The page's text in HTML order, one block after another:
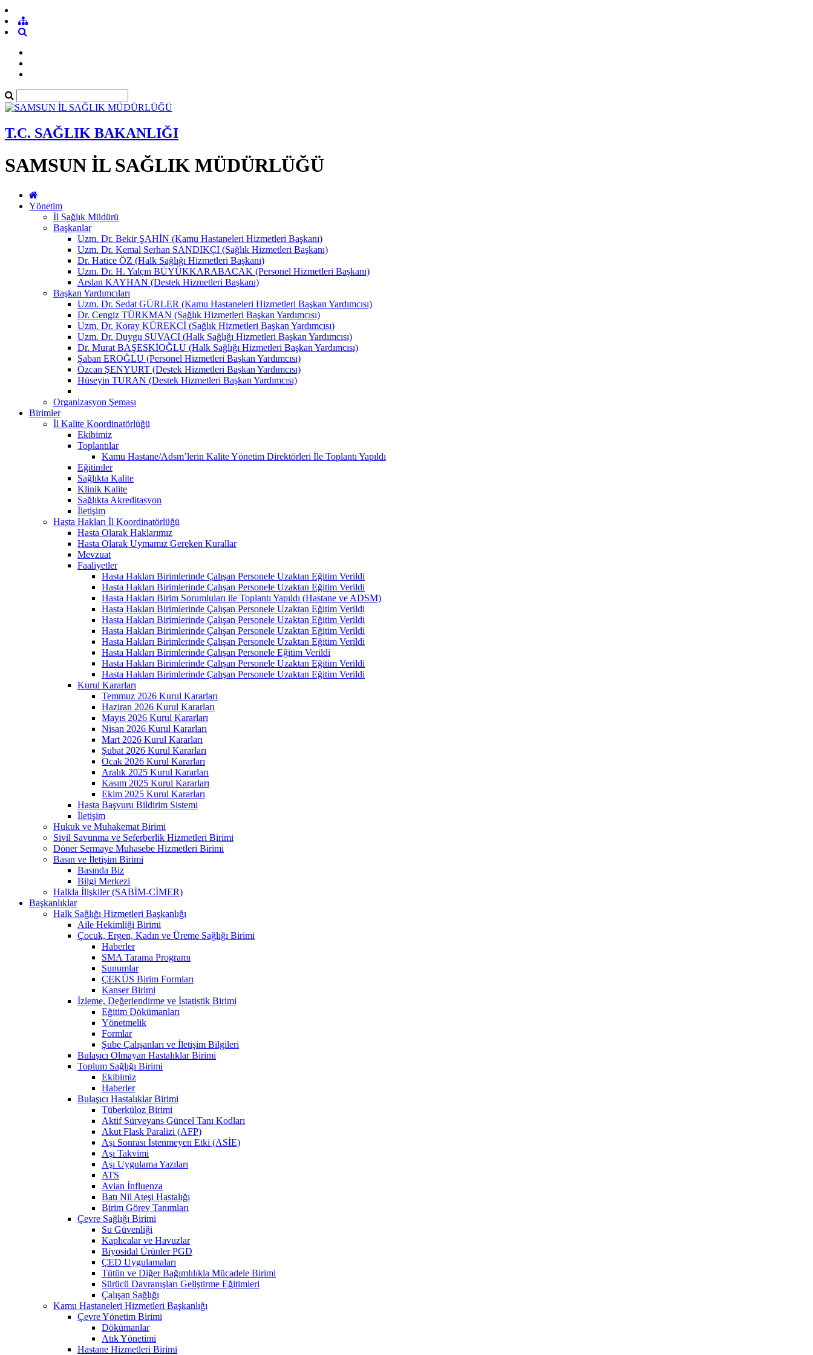
T.C. SAĞLIK BAKANLIĞI
SAMSUN İL SAĞLIK MÜDÜRLÜĞÜ
Yönetim
İl Sağlık Müdürü
Başkanlar
Uzm. Dr. Bekir ŞAHİN (Kamu Hastaneleri Hizmetleri Başkanı)
Uzm. Dr. Kemal Serhan SANDIKÇI (Sağlık Hizmetleri Başkanı)
Dr. Hatice ÖZ (Halk Sağlığı Hizmetleri Başkanı)
Uzm. Dr. H. Yalçın BÜYÜKKARABACAK (Personel Hizmetleri Başkanı)
Arslan KAYHAN (Destek Hizmetleri Başkanı)
Başkan Yardımcıları
Uzm. Dr. Sedat GÜRLER (Kamu Hastaneleri Hizmetleri Başkan Yardımcısı)
Dr. Cengiz TÜRKMAN (Sağlık Hizmetleri Başkan Yardımcısı)
Uzm. Dr. Koray KÜREKCİ (Sağlık Hizmetleri Başkan Yardımcısı)
Uzm. Dr. Duygu SUVACI (Halk Sağlığı Hizmetleri Başkan Yardımcısı)
Dr. Murat BAŞESKİOĞLU (Halk Sağlığı Hizmetleri Başkan Yardımcısı)
Şaban EROĞLU (Personel Hizmetleri Başkan Yardımcısı)
Özcan ŞENYURT (Destek Hizmetleri Başkan Yardımcısı)
Hüseyin TURAN (Destek Hizmetleri Başkan Yardımcısı)
Organizasyon Şeması
Birimler
İl Kalite Koordinatörlüğü
Ekibimiz
Toplantılar
Kamu Hastane/Adsm’lerin Kalite Yönetim Direktörleri İle Toplantı Yapıldı
Eğitimler
Sağlıkta Kalite
Klinik Kalite
Sağlıkta Akreditasyon
İletişim
Hasta Hakları İl Koordinatörlüğü
Hasta Olarak Haklarımız
Hasta Olarak Uymamız Gereken Kurallar
Mevzuat
Faaliyetler
Hasta Hakları Birimlerinde Çalışan Personele Uzaktan Eğitim Verildi
Hasta Hakları Birimlerinde Çalışan Personele Uzaktan Eğitim Verildi
Hasta Hakları Birim Sorumluları ile Toplantı Yapıldı (Hastane ve ADSM)
Hasta Hakları Birimlerinde Çalışan Personele Uzaktan Eğitim Verildi
Hasta Hakları Birimlerinde Çalışan Personele Uzaktan Eğitim Verildi
Hasta Hakları Birimlerinde Çalışan Personele Uzaktan Eğitim Verildi
Hasta Hakları Birimlerinde Çalışan Personele Uzaktan Eğitim Verildi
Hasta Hakları Birimlerinde Çalışan Personele Eğitim Verildi
Hasta Hakları Birimlerinde Çalışan Personele Uzaktan Eğitim Verildi
Hasta Hakları Birimlerinde Çalışan Personele Uzaktan Eğitim Verildi
Kurul Kararları
Temmuz 2026 Kurul Kararları
Haziran 2026 Kurul Kararları
Mayıs 2026 Kurul Kararları
Nisan 2026 Kurul Kararları
Mart 2026 Kurul Kararları
Şubat 2026 Kurul Kararları
Ocak 2026 Kurul Kararları
Aralık 2025 Kurul Kararları
Kasım 2025 Kurul Kararları
Ekim 2025 Kurul Kararları
Hasta Başvuru Bildirim Sistemi
İletişim
Hukuk ve Muhakemat Birimi
Sivil Savunma ve Seferberlik Hizmetleri Birimi
Döner Sermaye Muhasebe Hizmetleri Birimi
Basın ve İletişim Birimi
Basında Biz
Bilgi Merkezi
Halkla İlişkiler (SABİM-CİMER)
Başkanlıklar
Halk Sağlığı Hizmetleri Başkanlığı
Aile Hekimliği Birimi
Çocuk, Ergen, Kadın ve Üreme Sağlığı Birimi
Haberler
SMA Tarama Programı
Sunumlar
ÇEKÜS Birim Formları
Kanser Birimi
İzleme, Değerlendirme ve İstatistik Birimi
Eğitim Dökümanları
Yönetmelik
Formlar
Şube Çalışanları ve İletişim Bilgileri
Bulaşıcı Olmayan Hastalıklar Birimi
Toplum Sağlığı Birimi
Ekibimiz
Haberler
Bulaşıcı Hastalıklar Birimi
Tüberküloz Birimi
Aktif Sürveyans Güncel Tanı Kodları
Akut Flask Paralizi (AFP)
Aşı Sonrası İstenmeyen Etki (ASİE)
Aşı Takvimi
Aşı Uygulama Yazıları
ATS
Avian İnfluenza
Batı Nil Ateşi Hastalığı
Birim Görev Tanımları
Çevre Sağlığı Birimi
Su Güvenliği
Kaplıcalar ve Havuzlar
Biyosidal Ürünler PGD
ÇED Uygulamaları
Tütün ve Diğer Bağımlılıkla Mücadele Birimi
Sürücü Davranışları Geliştirme Eğitimleri
Çalışan Sağlığı
Kamu Hastaneleri Hizmetleri Başkanlığı
Çevre Yönetim Birimi
Dökümanlar
Atık Yönetimi
Hastane Hizmetleri Birimi